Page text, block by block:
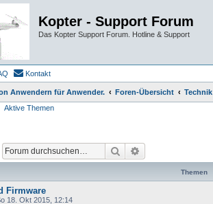
Kopter - Support Forum
Das Kopter Support Forum. Hotline & Support
Kontakt
Anwendern für Anwender. Foren-Übersicht Technik
Aktive Themen
Suche
Themen
Firmware
18. Okt 2015, 12:14